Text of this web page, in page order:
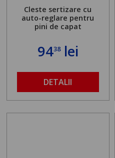
Cleste sertizare cu
auto-reglare pentru
pini de capat
9438lei
DETALII